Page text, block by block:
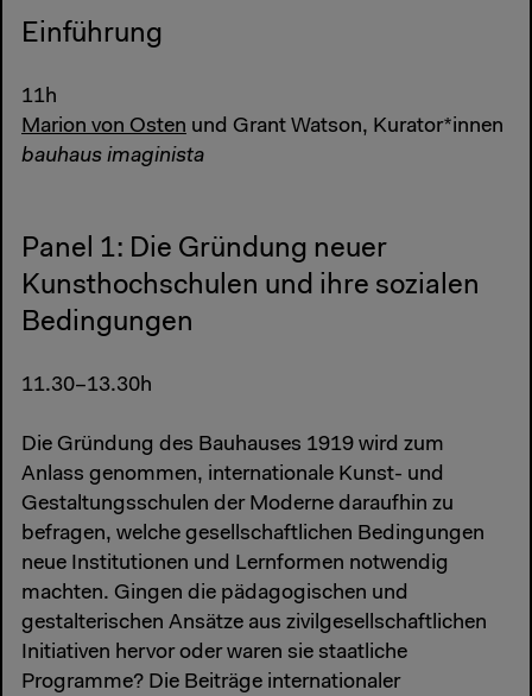
Einführung
11h
Marion von Osten und Grant Watson, Kurator*innen
bauhaus imaginista
Panel 1: Die Gründung neuer
Kunsthochschulen und ihre sozialen
Bedingungen
11.30–13.30h
Die Gründung des Bauhauses 1919 wird zum
Anlass genommen, internationale Kunst- und
Gestaltungsschulen der Moderne daraufhin zu
befragen, welche gesellschaftlichen Bedingungen
neue Institutionen und Lernformen notwendig
machten. Gingen die pädagogischen und
gestalterischen Ansätze aus zivilgesellschaftlichen
Initiativen hervor oder waren sie staatliche
Programme? Die Beiträge internationaler